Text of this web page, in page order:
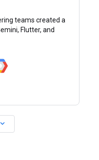
teams created a
Flutter, and